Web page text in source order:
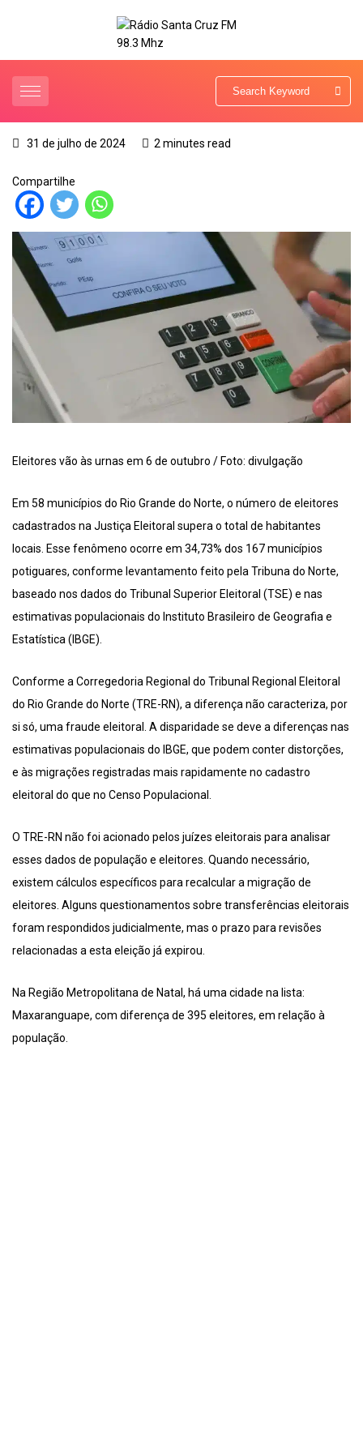
31 de julho de 2024 2 minutes read
Compartilhe
Eleitores vão às urnas em 6 de outubro / Foto: divulgação
Em 58 municípios do Rio Grande do Norte, o número de eleitores
cadastrados na Justiça Eleitoral supera o total de habitantes
locais. Esse fenômeno ocorre em 34,73% dos 167 municípios
potiguares, conforme levantamento feito pela Tribuna do Norte,
baseado nos dados do Tribunal Superior Eleitoral (TSE) e nas
estimativas populacionais do Instituto Brasileiro de Geografia e
Estatística (IBGE).
Conforme a Corregedoria Regional do Tribunal Regional Eleitoral
do Rio Grande do Norte (TRE-RN), a diferença não caracteriza, por
si só, uma fraude eleitoral. A disparidade se deve a diferenças nas
estimativas populacionais do IBGE, que podem conter distorções,
e às migrações registradas mais rapidamente no cadastro
eleitoral do que no Censo Populacional.
O TRE-RN não foi acionado pelos juízes eleitorais para analisar
esses dados de população e eleitores. Quando necessário,
existem cálculos específicos para recalcular a migração de
eleitores. Alguns questionamentos sobre transferências eleitorais
foram respondidos judicialmente, mas o prazo para revisões
relacionadas a esta eleição já expirou.
Na Região Metropolitana de Natal, há uma cidade na lista:
Maxaranguape, com diferença de 395 eleitores, em relação à
população.